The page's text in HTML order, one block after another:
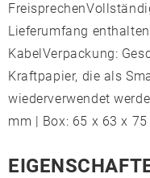
Lieferumfang
KabelVerpackung:
Kraftpapier, die als
wiederverwendet
mm | Box: 65 x 63 x 75